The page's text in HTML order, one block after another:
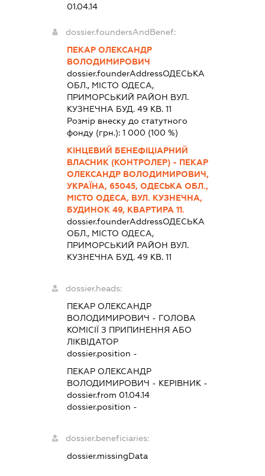
01.04.14
dossier.foundersAndBenef:
ПЕКАР ОЛЕКСАНДР
ВОЛОДИМИРОВИЧ
dossier.founderAddressОДЕСЬКА
ОБЛ., МІСТО ОДЕСА,
ПРИМОРСЬКИЙ РАЙОН ВУЛ.
КУЗНЕЧНА БУД. 49 КВ. 11
Розмір внеску до статутного
фонду (грн.): 1 000 (100 %)
КІНЦЕВИЙ БЕНЕФІЦІАРНИЙ
ВЛАСНИК (КОНТРОЛЕР) - ПЕКАР
ОЛЕКСАНДР ВОЛОДИМИРОВИЧ,
УКРАЇНА, 65045, ОДЕСЬКА ОБЛ.,
МІСТО ОДЕСА, ВУЛ. КУЗНЕЧНА,
БУДИНОК 49, КВАРТИРА 11.
dossier.founderAddressОДЕСЬКА
ОБЛ., МІСТО ОДЕСА,
ПРИМОРСЬКИЙ РАЙОН ВУЛ.
КУЗНЕЧНА БУД. 49 КВ. 11
dossier.heads:
ПЕКАР ОЛЕКСАНДР
ВОЛОДИМИРОВИЧ - ГОЛОВА
КОМІСІЇ З ПРИПИНЕННЯ АБО
ЛІКВІДАТОР
dossier.position -
ПЕКАР ОЛЕКСАНДР
ВОЛОДИМИРОВИЧ - КЕРІВНИК-
dossier.from 01.04.14
dossier.position -
dossier.beneficiaries:
dossier.missingData